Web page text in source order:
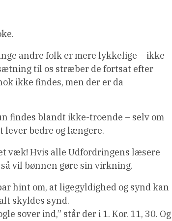
andre folk er mere lykkelige – ikke
til os stræber de fortsat efter
ikke findes, men der er da
findes blandt ikke-troende – selv om
lever bedre og længere.
væk! Hvis alle Udfordringens læsere
vil bønnen gøre sin virkning.
hint om, at ligegyldighed og synd kan
skyldes synd.
sover ind,” står der i 1. Kor. 11, 30. Og